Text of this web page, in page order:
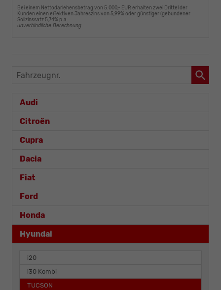
Bei einem Nettodarlehensbetrag von 5.000,- EUR erhalten zwei Drittel der
Kunden einen effektiven Jahreszins von 5,99% oder günstiger (gebundener
Sollzinssatz 5,74% p.a.
unverbindliche Berechnung
Fahrzeugnr.
Audi
Citroën
Cupra
Dacia
Fiat
Ford
Honda
Hyundai
i20
i30 Kombi
TUCSON